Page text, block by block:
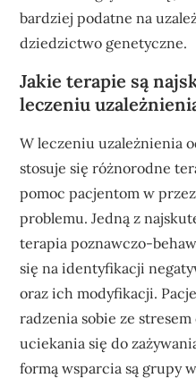
bardziej podatne na
dziedzictwo genetyczne.
Jakie terapie są
leczeniu
W leczeniu uzależnienia
stosuje się różnorodne
pomoc pacjentom w
problemu. Jedną z
terapia poznawczo-
się na identyfikacji
oraz ich modyfikacji.
radzenia sobie ze
uciekania się do
formą wsparcia są grupy